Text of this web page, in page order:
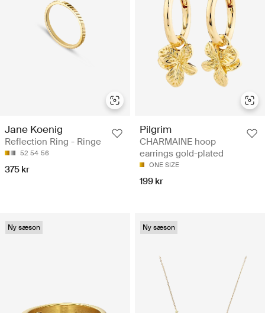
Jane Koenig
Reflection Ring - Ringe
52 54 56
375 kr
Pilgrim
CHARMAINE hoop
earrings gold-plated
ONE SIZE
199 kr
Ny sæson Ny sæson